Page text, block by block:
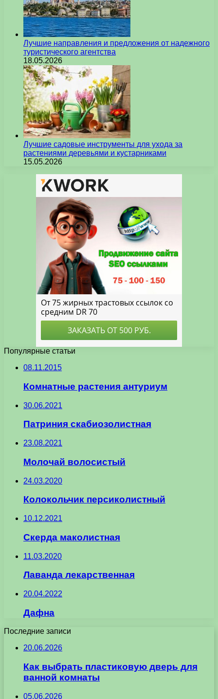
Лучшие направления и предложения от надежного
туристического агентства
18.05.2026
Лучшие садовые инструменты для ухода за
растениями деревьями и кустарниками
15.05.2026
Популярные статьи
08.11.2015
Комнатные растения антуриум
30.06.2021
Патриния скабиозолистная
23.08.2021
Молочай волосистый
24.03.2020
Колокольчик персиколистный
10.12.2021
Скерда маколистная
11.03.2020
Лаванда лекарственная
20.04.2022
Дафна
Последние записи
20.06.2026
Как выбрать пластиковую дверь для
ванной комнаты
05.06.2026